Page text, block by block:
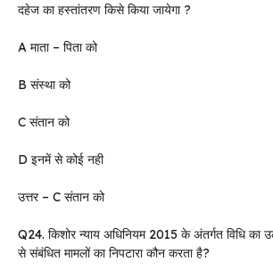
दहेज का हस्तांतरण किसे किया जायेगा ?
A माता – पिता को
B संस्था को
C संतान को
D इनमें से कोई नही
उत्तर – C संतान को
Q24. किशोर न्याय अधिनियम 2015 के अंतर्गत विधि का
से संबंधित मामलों का निपटारा कौन करता है?